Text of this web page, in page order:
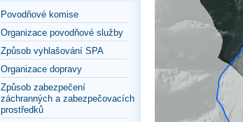
Povodňové komise
Organizace povodňové služby
Způsob vyhlašování SPA
Organizace dopravy
Způsob zabezpečení
záchranných a zabezpečovacích
prostředků